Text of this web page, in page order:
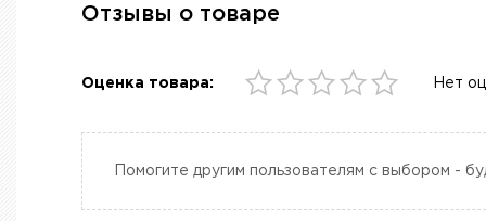
Отзывы о товаре
Оценка товара: Нет
Помогите другим пользователям с выбором -